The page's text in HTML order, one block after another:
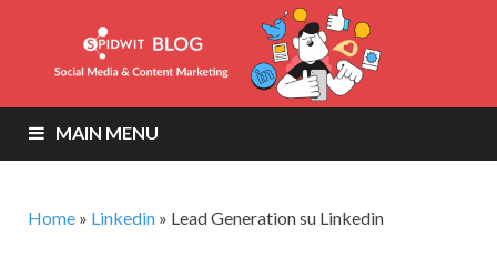
MAIN MENU
Home » Linkedin » Lead Generation su Linkedin